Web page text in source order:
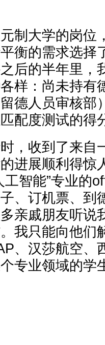
制大学的岗位
衡的需求选择
后的半年里，
样：尚未持有
德人员审核部
配度测试的得
，收到了来自
进展顺利得
工智能”专业的
、订机票、到
亲戚朋友听说
我只能向他们
、汉莎航空、
专业领域的学